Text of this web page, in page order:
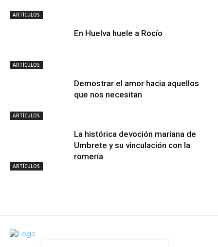
ARTÍCULOS
ARTÍCULOS
En Huelva huele a Rocío
ARTÍCULOS
Demostrar el amor hacia aquellos
que nos necesitan
ARTÍCULOS
La histórica devoción mariana de
Umbrete y su vinculación con la
romería